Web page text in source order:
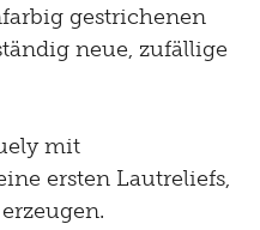
gestrichenen
neue, zufällige
mit
ersten Lautreliefs,